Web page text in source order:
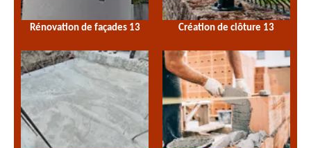
Rénovation de façades 13 Création de clôture 13